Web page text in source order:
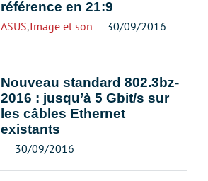
référence en 21:9
ASUS,Image et son 30/09/2016
Nouveau standard 802.3bz-
2016 : jusqu’à 5 Gbit/s sur
les câbles Ethernet
existants
30/09/2016